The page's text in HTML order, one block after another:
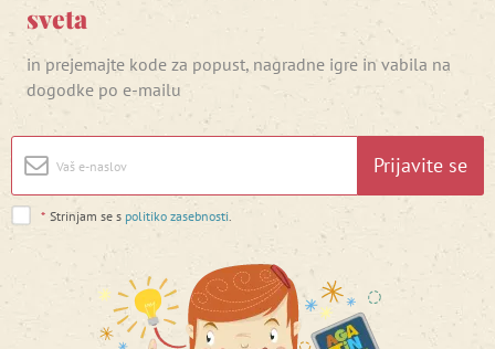
sveta
in prejemajte kode za popust, nagradne igre in vabila na
dogodke po e-mailu
Prijavite se
* Strinjam se s politiko zasebnosti.